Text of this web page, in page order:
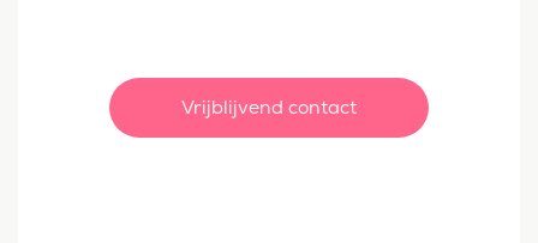
Vrijblijvend contact